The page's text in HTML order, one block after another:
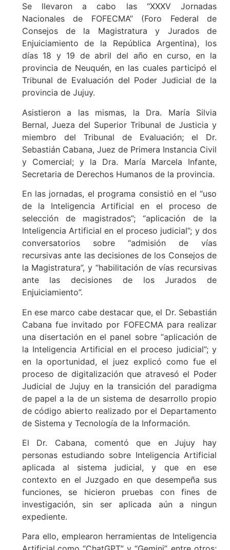
Se llevaron a cabo las “XXXV Jornadas
Nacionales de FOFECMA” (Foro Federal de
Consejos de la Magistratura y Jurados de
Enjuiciamiento de la República Argentina), los
días 18 y 19 de abril del año en curso, en la
provincia de Neuquén, en las cuales participó el
Tribunal de Evaluación del Poder Judicial de la
provincia de Jujuy.
Asistieron a las mismas, la Dra. María Silvia
Bernal, Jueza del Superior Tribunal de Justicia y
miembro del Tribunal de Evaluación; el Dr.
Sebastián Cabana, Juez de Primera Instancia Civil
y Comercial; y la Dra. María Marcela Infante,
Secretaria de Derechos Humanos de la provincia.
En las jornadas, el programa consistió en el “uso
de la Inteligencia Artificial en el proceso de
selección de magistrados”; “aplicación de la
Inteligencia Artificial en el proceso judicial”; y dos
conversatorios sobre “admisión de vías
recursivas ante las decisiones de los Consejos de
la Magistratura”, y “habilitación de vías recursivas
ante las decisiones de los Jurados de
Enjuiciamiento”.
En ese marco cabe destacar que, el Dr. Sebastián
Cabana fue invitado por FOFECMA para realizar
una disertación en el panel sobre “aplicación de
la Inteligencia Artificial en el proceso judicial”; y
en la oportunidad, el juez explicó como fue el
proceso de digitalización que atravesó el Poder
Judicial de Jujuy en la transición del paradigma
de papel a la de un sistema de desarrollo propio
de código abierto realizado por el Departamento
de Sistema y Tecnología de la Información.
El Dr. Cabana, comentó que en Jujuy hay
personas estudiando sobre Inteligencia Artificial
aplicada al sistema judicial, y que en ese
contexto en el Juzgado en que desempeña sus
funciones, se hicieron pruebas con fines de
investigación, sin ser aplicada aún a ningun
expediente.
Para ello, emplearon herramientas de Inteligencia